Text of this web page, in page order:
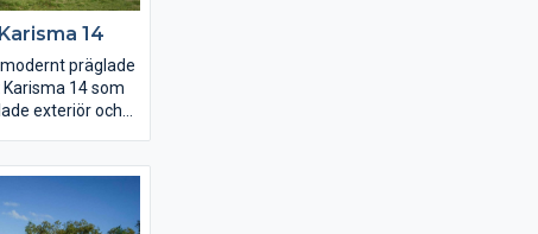
14
präglade
14 som
exteriör och
ett nära 19
bedroom med
om ni vill egen